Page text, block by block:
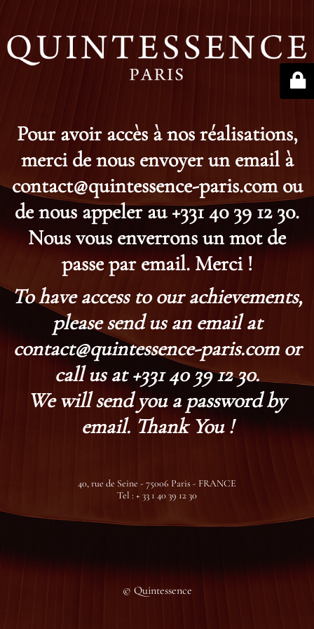
Pour avoir accès à nos réalisations,
merci de nous envoyer un email à
contact@quintessence-paris.com ou
de nous appeler au +331 40 39 12 30.
Nous vous enverrons un mot de
passe par email. Merci !
To have access to our achievements,
please send us an email at
contact@quintessence-paris.com or
call us at +331 40 39 12 30.
We will send you a password by
email. Thank You !
40, rue de Seine - 75006 Paris - FRANCE
Tel : + 33 1 40 39 12 30
© Quintessence